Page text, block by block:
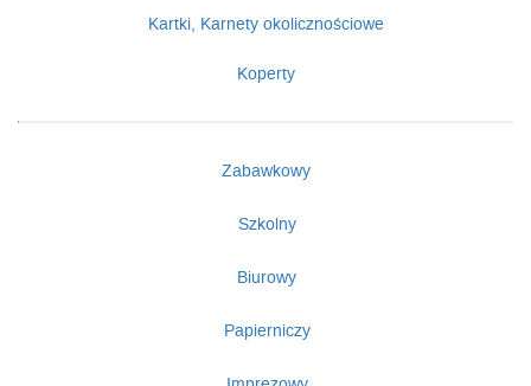
Kartki, Karnety okolicznościowe
Koperty
Zabawkowy
Szkolny
Biurowy
Papierniczy